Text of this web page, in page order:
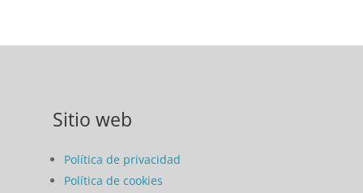
Sitio web
Política de privacidad
Política de cookies